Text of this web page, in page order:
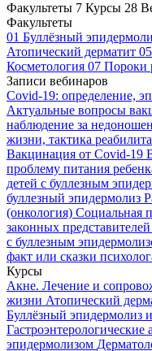
Факультеты 7 Курсы 28
Факультеты
01 Буллёзный
Атопический дерматит 05
Косметология 07 Пороки
Записи вебинаров
Covid-19: определение,
Актуальные вопросы
наблюдение за
жизни, тактика
Вакцинация от Covid-19
проблему питания
детей с буллезным
буллезный эпидермолиз
(онкология) Социальная
законных представителей
с буллезным
факт или сказки
Курсы
Акне. Лечение и
жизни Атопический
Буллёзный эпидермолиз
эпидермолизом